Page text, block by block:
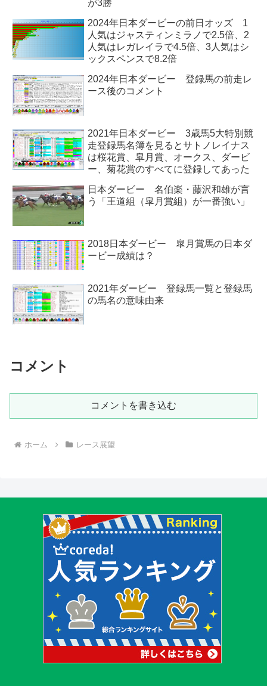
が3勝
2024年日本ダービーの前日オッズ 1
人気はジャスティンミラノで2.5倍、2
人気はレガレイラで4.5倍、3人気はシ
ックスペンスで8.2倍
2024年日本ダービー 登録馬の前走レ
ース後のコメント
2021年日本ダービー 3歳馬5大特別競
走登録馬名簿を見るとサトノレイナス
は桜花賞、皐月賞、オークス、ダービ
ー、菊花賞のすべてに登録してあった
日本ダービー 名伯楽・藤沢和雄が言
う「王道組（皐月賞組）が一番強い」
2018日本ダービー 皐月賞馬の日本ダ
ービー成績は？
2021年ダービー 登録馬一覧と登録馬
の馬名の意味由来
コメント
コメントを書き込む
ホーム レース展望